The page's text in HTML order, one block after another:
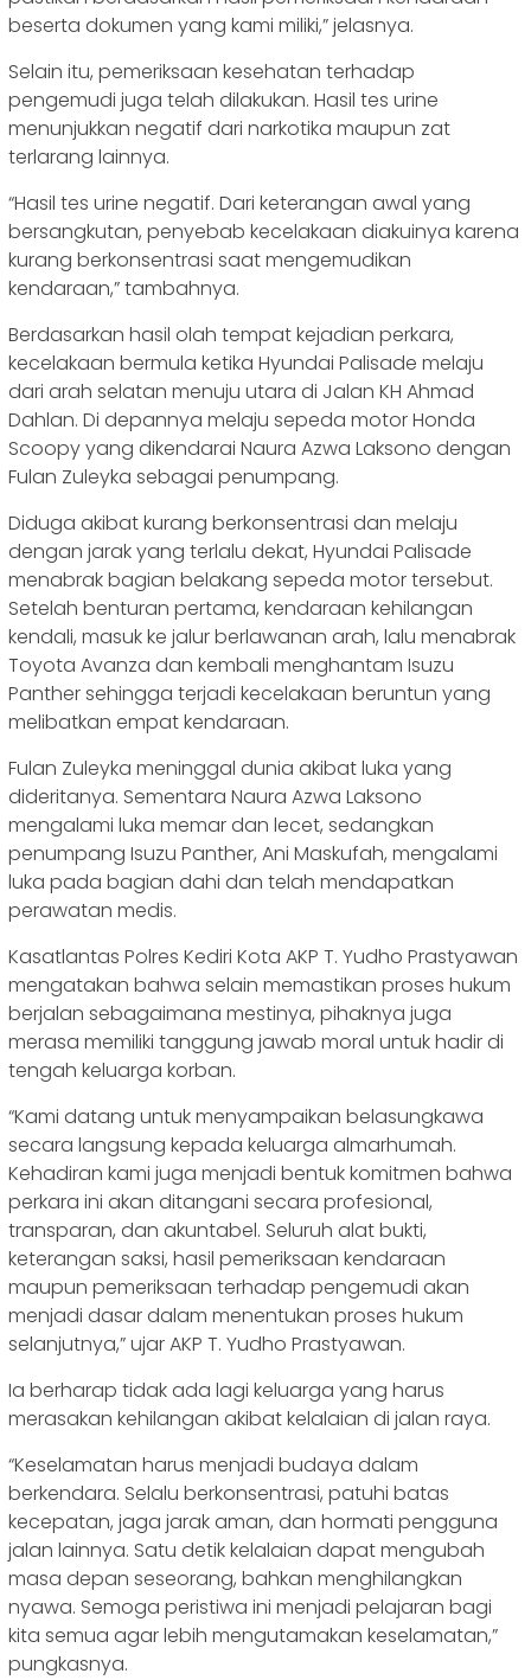
beserta dokumen yang kami miliki,” jelasnya.
Selain itu, pemeriksaan kesehatan terhadap
pengemudi juga telah dilakukan. Hasil tes urine
menunjukkan negatif dari narkotika maupun zat
terlarang lainnya.
“Hasil tes urine negatif. Dari keterangan awal yang
bersangkutan, penyebab kecelakaan diakuinya karena
kurang berkonsentrasi saat mengemudikan
kendaraan,” tambahnya.
Berdasarkan hasil olah tempat kejadian perkara,
kecelakaan bermula ketika Hyundai Palisade melaju
dari arah selatan menuju utara di Jalan KH Ahmad
Dahlan. Di depannya melaju sepeda motor Honda
Scoopy yang dikendarai Naura Azwa Laksono dengan
Fulan Zuleyka sebagai penumpang.
Diduga akibat kurang berkonsentrasi dan melaju
dengan jarak yang terlalu dekat, Hyundai Palisade
menabrak bagian belakang sepeda motor tersebut.
Setelah benturan pertama, kendaraan kehilangan
kendali, masuk ke jalur berlawanan arah, lalu menabrak
Toyota Avanza dan kembali menghantam Isuzu
Panther sehingga terjadi kecelakaan beruntun yang
melibatkan empat kendaraan.
Fulan Zuleyka meninggal dunia akibat luka yang
dideritanya. Sementara Naura Azwa Laksono
mengalami luka memar dan lecet, sedangkan
penumpang Isuzu Panther, Ani Maskufah, mengalami
luka pada bagian dahi dan telah mendapatkan
perawatan medis.
Kasatlantas Polres Kediri Kota AKP T. Yudho Prastyawan
mengatakan bahwa selain memastikan proses hukum
berjalan sebagaimana mestinya, pihaknya juga
merasa memiliki tanggung jawab moral untuk hadir di
tengah keluarga korban.
“Kami datang untuk menyampaikan belasungkawa
secara langsung kepada keluarga almarhumah.
Kehadiran kami juga menjadi bentuk komitmen bahwa
perkara ini akan ditangani secara profesional,
transparan, dan akuntabel. Seluruh alat bukti,
keterangan saksi, hasil pemeriksaan kendaraan
maupun pemeriksaan terhadap pengemudi akan
menjadi dasar dalam menentukan proses hukum
selanjutnya,” ujar AKP T. Yudho Prastyawan.
Ia berharap tidak ada lagi keluarga yang harus
merasakan kehilangan akibat kelalaian di jalan raya.
“Keselamatan harus menjadi budaya dalam
berkendara. Selalu berkonsentrasi, patuhi batas
kecepatan, jaga jarak aman, dan hormati pengguna
jalan lainnya. Satu detik kelalaian dapat mengubah
masa depan seseorang, bahkan menghilangkan
nyawa. Semoga peristiwa ini menjadi pelajaran bagi
kita semua agar lebih mengutamakan keselamatan,”
pungkasnya.